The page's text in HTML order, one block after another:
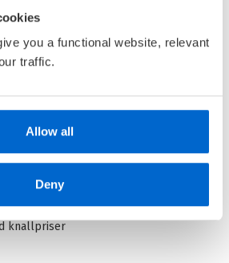
you a functional website, relevant
traffic.
Allow all
Deny
Innbundet
Pris 379,–
Kjøp
– 100% leselyst!
nett
rabatt
knallpriser